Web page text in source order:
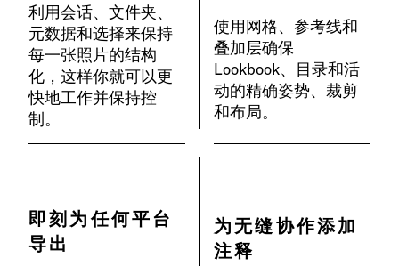
利用会话、文件夹、
元数据和选择来保持
每一张照片的结构
化，这样你就可以更
快地工作并保持控
制。
使用网格、参考线和
叠加层确保
Lookbook、目录和活
动的精确姿势、裁剪
和布局。
即刻为任何平台
导出
为无缝协作添加
注释